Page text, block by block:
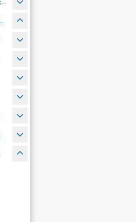
ZARZĄDU POWIATU ZGORZELECKIEGO
RADY POWIATU ZGORZELECKIEGO